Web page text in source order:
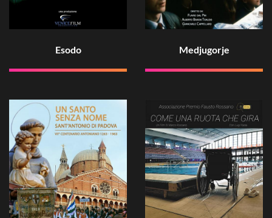
Esodo Medjugorje